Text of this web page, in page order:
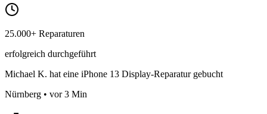
25.000+ Reparaturen
erfolgreich durchgeführt
Michael K. hat eine iPhone 13 Display-Reparatur gebucht
Nürnberg • vor 3 Min